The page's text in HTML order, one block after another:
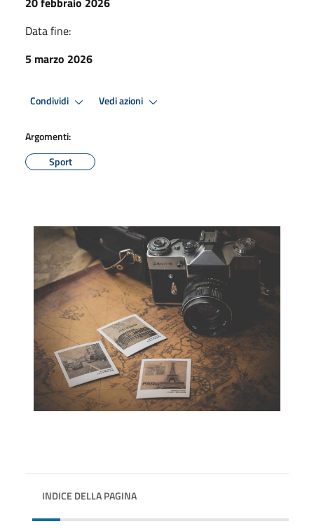
Data fine:
5 marzo 2026
Condividi Vedi azioni
Argomenti:
Sport
INDICE DELLA PAGINA